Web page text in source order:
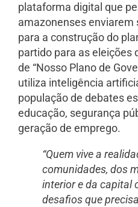
plataforma digital que
amazonenses
para a construção do
partido para as eleições
de “Nosso Plano de
utiliza inteligência
população de debates
educação, segurança
geração de emprego.
“Quem vive a
comunidades, dos
interior e da capital
desafios que